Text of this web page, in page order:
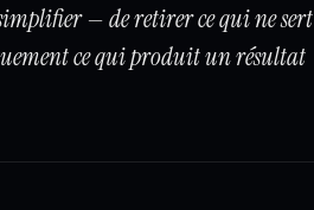
— de retirer ce qui ne sert
ce qui produit un résultat